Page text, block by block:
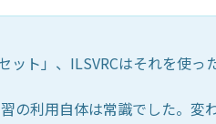
ト」、ILSVRCはそれを使っ
の利用自体は常識でした。変